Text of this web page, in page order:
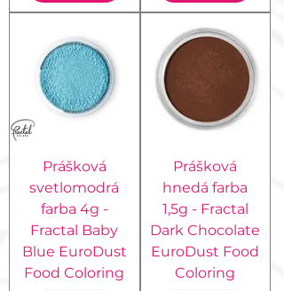
Prášková
svetlomodrá
farba 4g -
Fractal Baby
Blue EuroDust
Food Coloring
Prášková
hnedá farba
1,5g - Fractal
Dark Chocolate
EuroDust Food
Coloring